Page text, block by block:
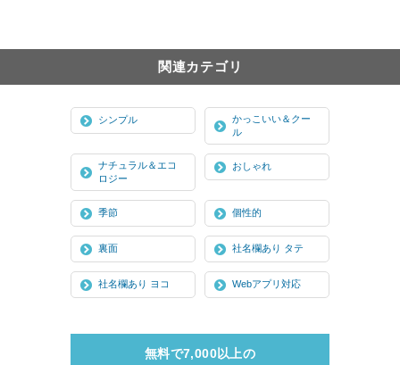
関連カテゴリ
シンプル
かっこいい＆クー
ル
ナチュラル＆エコ
ロジー
おしゃれ
季節 個性的
裏面 社名欄あり タテ
社名欄あり ヨコ Webアプリ対応
無料で7,000以上の